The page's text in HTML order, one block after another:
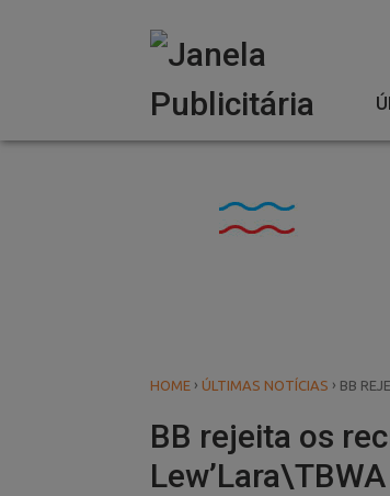
HOME › ÚLTIMAS NOTÍCIAS › BB
BB rejeita os
Lew’Lara\TBWA